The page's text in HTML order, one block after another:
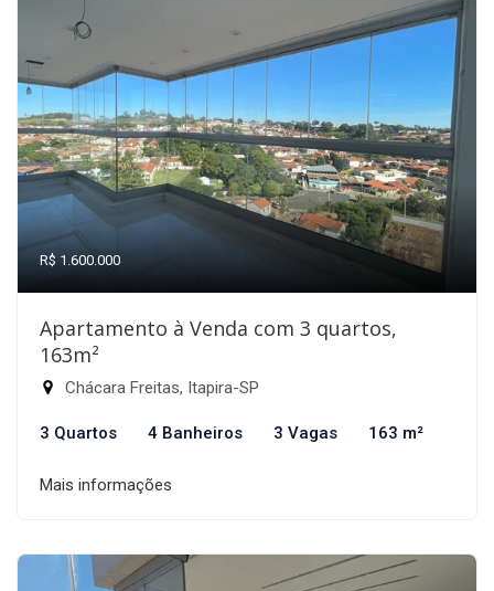
R$ 1.600.000
Apartamento à Venda com 3 quartos,
163m²
Chácara Freitas, Itapira-SP
3 Quartos 4 Banheiros 3 Vagas 163 m²
Mais informações